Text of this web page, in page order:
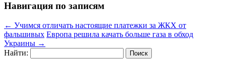
Навигация по записям
← Учимся отличать настоящие платежки за ЖКХ от
фальшивых Европа решила качать больше газа в обход
Украины →
Найти: